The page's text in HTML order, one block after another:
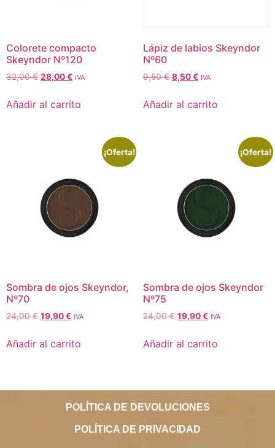
Colorete compacto
Skeyndor Nº120
32,00€ 28,00€ IVA
Añadir al carrito
Lápiz de labios Skeyndor
Nº60
9,50€ 8,50€ IVA
Añadir al carrito
¡Oferta!
Sombra de ojos Skeyndor,
Nº70
24,00€ 19,90€ IVA
Añadir al carrito
¡Oferta!
Sombra de ojos Skeyndor
Nº75
24,00€ 19,90€ IVA
Añadir al carrito
POLÍTICA DE DEVOLUCIONES
POLÍTICA DE PRIVACIDAD